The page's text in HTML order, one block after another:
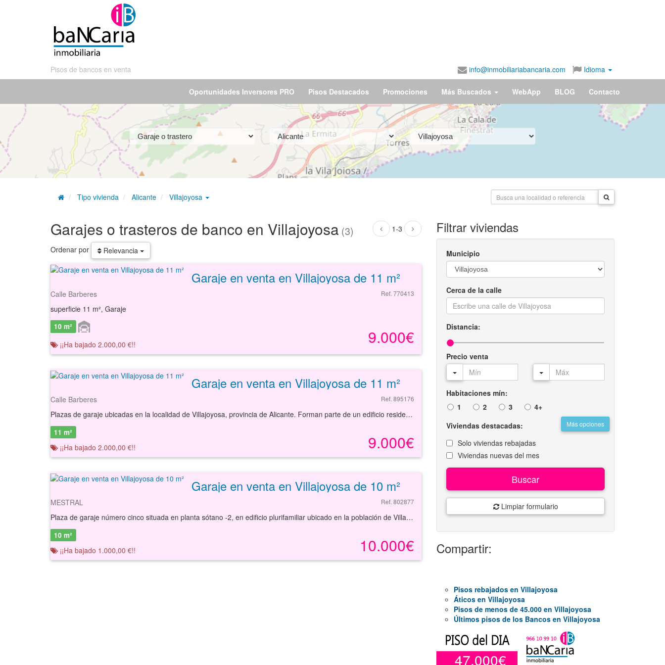
Pisos de bancos en venta info@inmobiliariabancaria.com Idioma
Oportunidades Inversores PRO Pisos Destacados Promociones Más Buscados WebApp BLOG Contacto
Tipo vivienda Alicante Villajoyosa
1-3
Garajes o trasteros de banco en Villajoyosa (3)
Ordenar por Relevancia
Garaje en venta en Villajoyosa de 11 m²
Calle Barberes Ref. 770413
superficie 11 m², Garaje
9.000€
10 m²
¡¡Ha bajado 2.000,00 €!!
Garaje en venta en Villajoyosa de 11 m²
Calle Barberes Ref. 895176
Plazas de garaje ubicadas en la localidad de Villajoyosa, provincia de Alicante. Forman parte de un edificio residencial en bloque en pleno casco urbano de la población, frente al puerto y a tan sólo 300 metros de la playa. Se trata de garajes independientes con superficies mínimas de 11 m² localizadas en la planta sótano del edificio todas ellas señalizadas, de fácil maniobrabilidad en su interior para entrada y salida. En cuanto a los acceso por carretera, la localización ofrece comunicación con la nacional N-332a en 3 minutos aproximadamente. El local dispone de 1.053 m² con distribución diáfana. Podrá encontrar el inmueble que necesita y asegurar su inversión con el mejor de los asesoramientos especializados. Empiece ahora mismo pidiendo más información. Un responsable cercano a usted le atenderá personalmente.
9.000€
11 m²
¡¡Ha bajado 2.000,00 €!!
Garaje en venta en Villajoyosa de 10 m²
MESTRAL Ref. 802877
Plaza de garaje número cinco situada en planta sótano -2, en edificio plurifamiliar ubicado en la población de Villajoyosa, provincia de Alicante. El término municipal de Villajoyosa, cuenta con quince kilómetros de costa. El garje tiene una superficie aproximada de 10 metros cuadrados. La puerta de acceso es metálica automatizada, el edificio dispone de ascensor. El acceso al parking se lleva a cabo mediante rampa en el nº 1 de la Calle Llebeig , Residencial Alitana II..El residencial Aitana III sólo tiene acceso para peatones por la calle sin nombre paralela a la Calle Mestral, nº 8 Residencial Alitana III. Se trata de una zona totalmente consolidada. Dispone de equipamientos completos: médico-sanitario, docente, religioso, comercial, zonas verdes y deportivas, con infraestructuras en buen estado de conservación y mantenimiento. Comunicaciones completas con el resto de la provincia por carreteras y autopistas, red de cercanías de tren y autobuses interurbanos y urbanos.
10.000€
10 m²
¡¡Ha bajado 1.000,00 €!!
Filtrar viviendas
Municipio
Cerca de la calle
Distancia:
Precio venta
Habitaciones mín:
1
2 3 4+
Más opciones
Viviendas destacadas:
Solo viviendas rebajadas
Viviendas nuevas del mes
Buscar
Limpiar formulario
Compartir:
Pisos rebajados en Villajoyosa
Áticos en Villajoyosa
Pisos de menos de 45.000 en Villajoyosa
Últimos pisos de los Bancos en Villajoyosa
47.000€